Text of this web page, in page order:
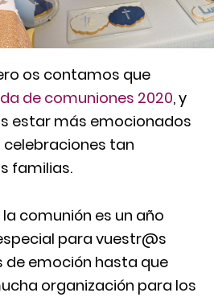
os contamos que
de comuniones 2020, y
estar más emocionados
tan
familias.
la comunión es un año
para vuestr@s
de emoción hasta que
organización para los